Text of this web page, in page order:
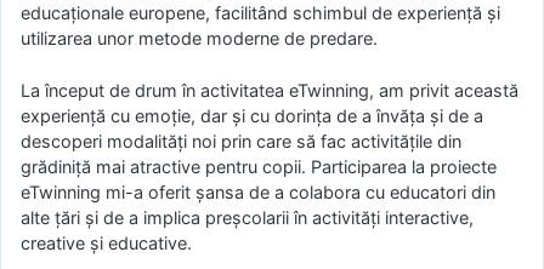
educaționale europene, facilitând schimbul de experiență și
utilizarea unor metode moderne de predare.
La început de drum în activitatea eTwinning, am privit această
experiență cu emoție, dar și cu dorința de a învăța și de a
descoperi modalități noi prin care să fac activitățile din
grădiniță mai atractive pentru copii. Participarea la proiecte
eTwinning mi-a oferit șansa de a colabora cu educatori din
alte țări și de a implica preșcolarii în activități interactive,
creative și educative.